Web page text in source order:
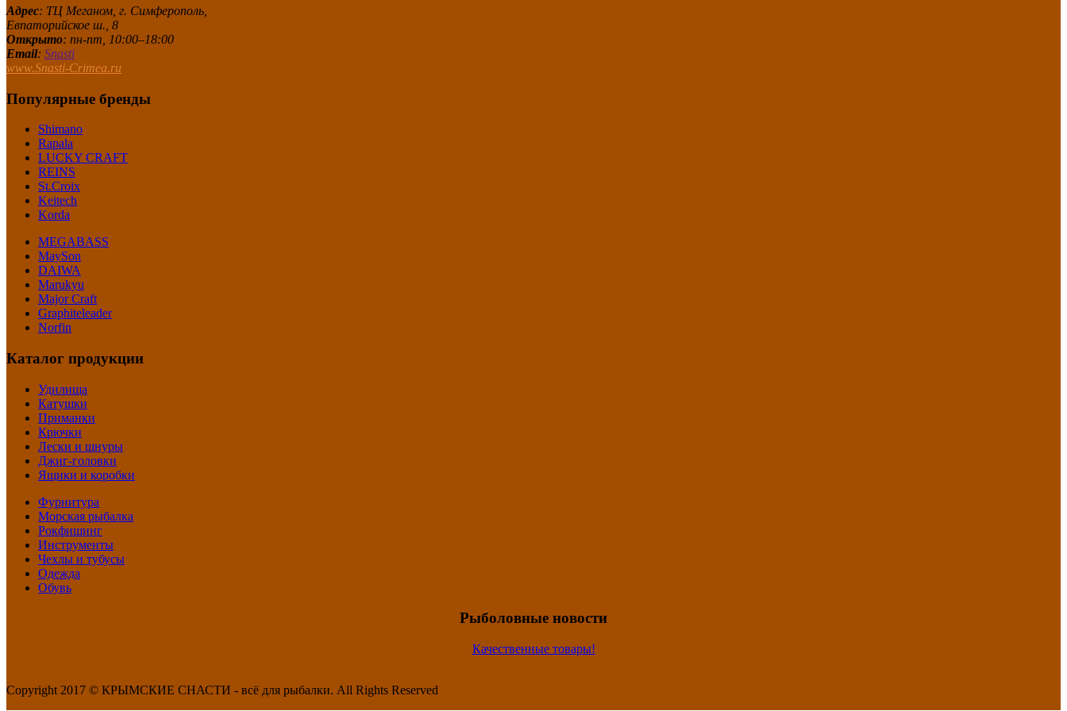
Адрес: ТЦ Меганом, г. Симферополь,
Евпаторийское ш., 8
Открыто: пн-пт, 10:00–18:00
Email: Snasti
www.Snasti-Crimea.ru
Популярные бренды
Shimano
Rapala
LUCKY CRAFT
REINS
St.Croix
Keitech
Korda
MEGABASS
MaySon
DAIWA
Marukyu
Major Craft
Graphiteleader
Norfin
Каталог продукции
Удилища
Катушки
Приманки
Крючки
Лески и шнуры
Джиг-головки
Ящики и коробки
Фурнитура
Морская рыбалка
Рокфишинг
Инструменты
Чехлы и тубусы
Одежда
Обувь
Рыболовные новости
Качественные товары!
Copyright 2017 © КРЫМСКИЕ СНАСТИ - всё для рыбалки. All Rights Reserved